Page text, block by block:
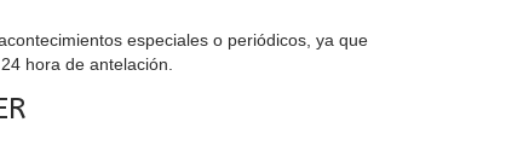
especiales o periódicos, ya que
hora de antelación.